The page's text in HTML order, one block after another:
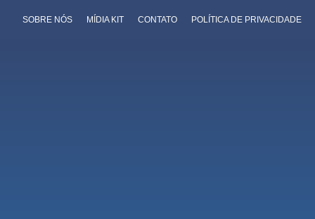
SOBRE NÓS MÍDIA KIT CONTATO POLÍTICA DE PRIVACIDADE